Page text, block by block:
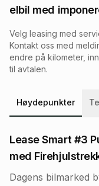
elbil med
Velg leasing med
Kontakt oss med
endre på kilometer,
til avtalen.
Høydepunkter
Lease Smart #3
med
Dagens bilmarked